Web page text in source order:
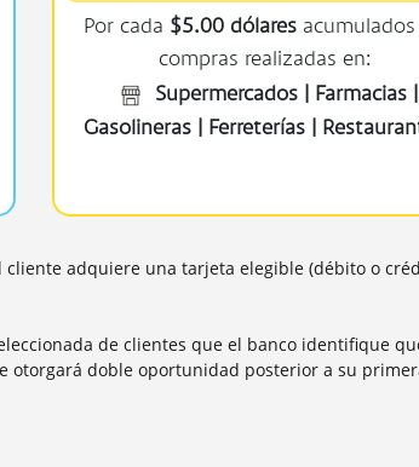
Por cada $5.00 dólares acumulados
compras realizadas en:
Supermercados | Farmacias |
Gasolineras | Ferreterías |
adquiere una tarjeta elegible (débito o
de clientes que el banco identifique
otorgará doble oportunidad posterior a su